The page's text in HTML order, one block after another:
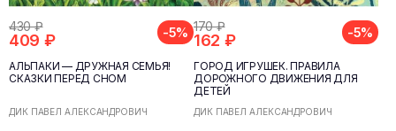
430 ₽
409 ₽ -5%
АЛЬПАКИ — ДРУЖНАЯ СЕМЬЯ!
СКАЗКИ ПЕРЕД СНОМ
ДИК ПАВЕЛ АЛЕКСАНДРОВИЧ
170 ₽
162 ₽ -5%
ГОРОД ИГРУШЕК. ПРАВИЛА
ДОРОЖНОГО ДВИЖЕНИЯ ДЛЯ
ДЕТЕЙ
ДИК ПАВЕЛ АЛЕКСАНДРОВИЧ